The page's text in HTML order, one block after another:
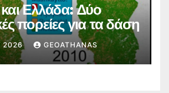
Ελλάδα: Δύο
πορείες για τα δάση
2026 GEOATHANAS